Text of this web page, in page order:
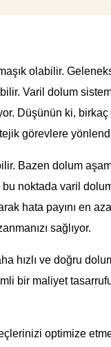
olabilir.
Varil dolum
Düşünün ki,
görevlere
Bazen dolum
noktada varil
hata payını en
sağlıyor.
hızlı ve doğru
bir maliyet
optimize